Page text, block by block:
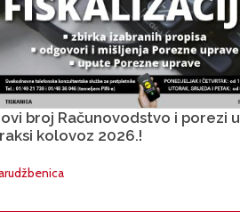
broj Računovodstvo i porezi u
kolovoz 2026.!